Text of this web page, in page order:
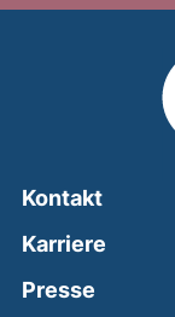
Kontakt
Karriere
Presse